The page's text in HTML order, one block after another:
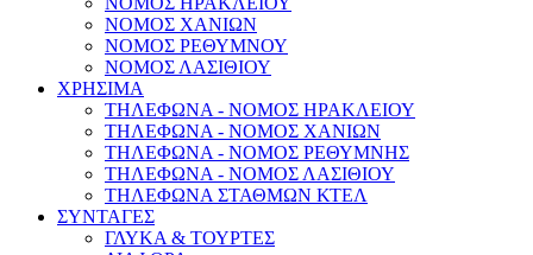
ΝΟΜΟΣ ΧΑΝΙΩΝ
ΝΟΜΟΣ ΡΕΘΥΜΝΟΥ
ΝΟΜΟΣ ΛΑΣΙΘΙΟΥ
ΧΡΗΣΙΜΑ
ΤΗΛΕΦΩΝΑ - ΝΟΜΟΣ ΗΡΑΚΛΕΙΟΥ
ΤΗΛΕΦΩΝΑ - ΝΟΜΟΣ ΧΑΝΙΩΝ
ΤΗΛΕΦΩΝΑ - ΝΟΜΟΣ ΡΕΘΥΜΝΗΣ
ΤΗΛΕΦΩΝΑ - ΝΟΜΟΣ ΛΑΣΙΘΙΟΥ
ΤΗΛΕΦΩΝΑ ΣΤΑΘΜΩΝ ΚΤΕΛ
ΣΥΝΤΑΓΕΣ
ΓΛΥΚΑ & ΤΟΥΡΤΕΣ